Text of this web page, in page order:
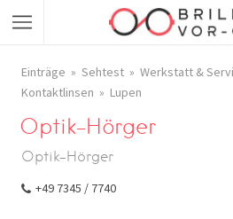
Einträge Sehtest Werkstatt &
Kontaktlinsen
Lupen
Optik-Hörger
Optik-Hörger
+49 7345 / 7740